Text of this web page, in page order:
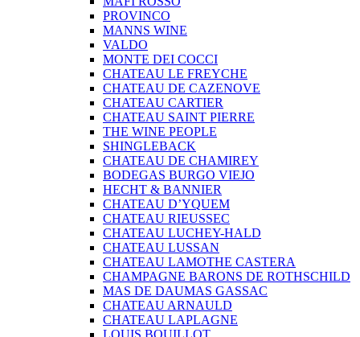
PROVINCO
MANNS WINE
VALDO
MONTE DEI COCCI
CHATEAU LE FREYCHE
CHATEAU DE CAZENOVE
CHATEAU CARTIER
CHATEAU SAINT PIERRE
THE WINE PEOPLE
SHINGLEBACK
CHATEAU DE CHAMIREY
BODEGAS BURGO VIEJO
HECHT & BANNIER
CHATEAU D’YQUEM
CHATEAU RIEUSSEC
CHATEAU LUCHEY-HALD
CHATEAU LUSSAN
CHATEAU LAMOTHE CASTERA
CHAMPAGNE BARONS DE ROTHSCHILD
MAS DE DAUMAS GASSAC
CHATEAU ARNAULD
CHATEAU LAPLAGNE
LOUIS BOUILLOT